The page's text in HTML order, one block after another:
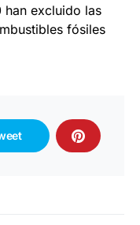
han excluido las
fósiles